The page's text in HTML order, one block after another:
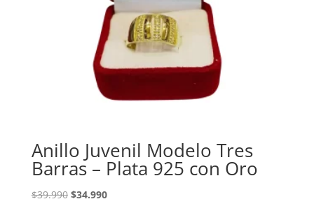
Anillo Juvenil Modelo Tres
Barras – Plata 925 con Oro
$39.990 El
$34.990El